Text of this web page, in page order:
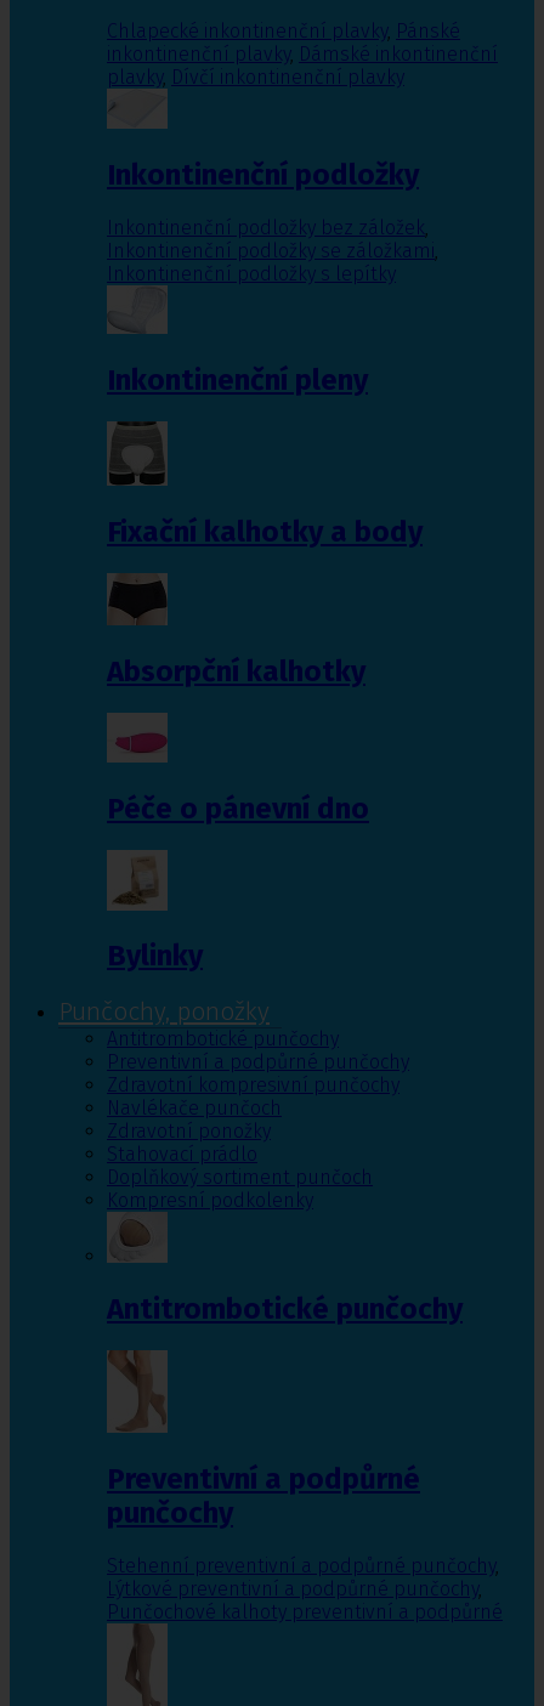
Chlapecké inkontinenční plavky, Pánské
inkontinenční plavky, Dámské inkontinenční
plavky, Dívčí inkontinenční plavky
Inkontinenční podložky
Inkontinenční podložky bez záložek,
Inkontinenční podložky se záložkami,
Inkontinenční podložky s lepítky
Inkontinenční pleny
Fixační kalhotky a body
Absorpční kalhotky
Péče o pánevní dno
Bylinky
Punčochy, ponožky
Antitrombotické punčochy
Preventivní a podpůrné punčochy
Zdravotní kompresivní punčochy
Navlékače punčoch
Zdravotní ponožky
Stahovací prádlo
Doplňkový sortiment punčoch
Kompresní podkolenky
Antitrombotické punčochy
Preventivní a podpůrné
punčochy
Stehenní preventivní a podpůrné punčochy,
Lýtkové preventivní a podpůrné punčochy,
Punčochové kalhoty preventivní a podpůrné